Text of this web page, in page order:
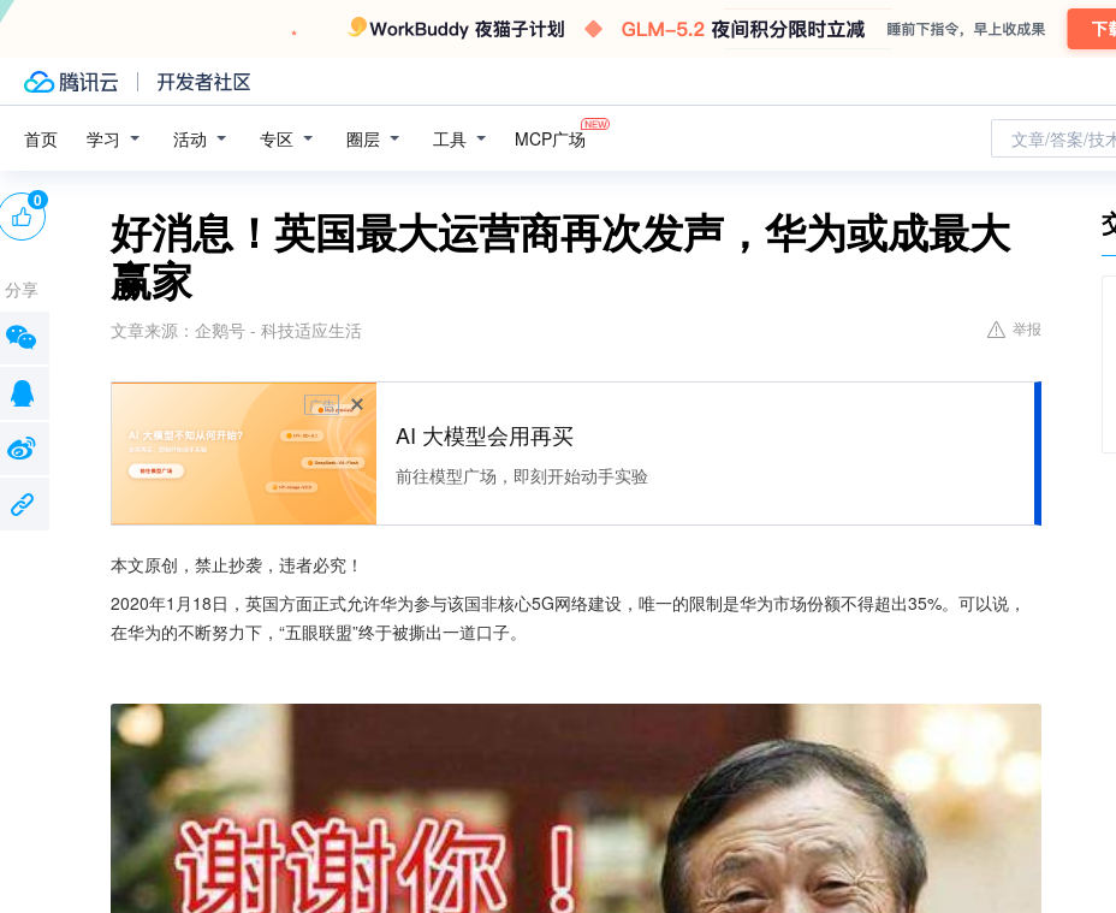
首页 学习 活动 专区 圈层 工具 MCP广场 文章/答案/技
好消息！英国最大运营商再次发声，华为或成最大
赢家
文章来源： 企鹅号 - 科技适应生活 举报
广告
AI 大模型会用再买
前往模型广场，即刻开始动手实验
本文原创，禁止抄袭，违者必究！
2020年1月18日，英国方面正式允许华为参与该国非核心5G网络建设，唯一的限制是华为市场份额不得超出35%。可以说，
在华为的不断努力下，“五眼联盟”终于被撕出一道口子。
0
分享